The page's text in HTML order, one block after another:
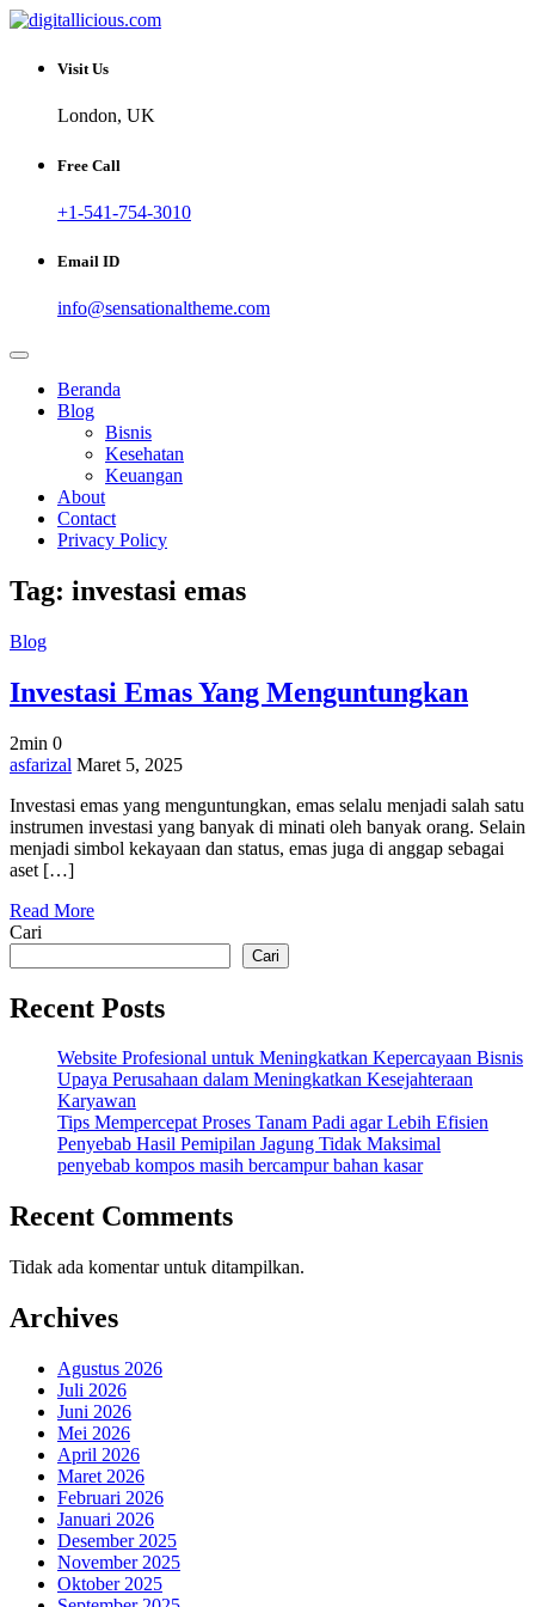
Skip
content
digitallicious.com
Sharing Digital Information
Visit Us
London, UK
Free Call
+1-541-754-3010
Email ID
info@sensationaltheme.com
Beranda
Blog
Bisnis
Kesehatan
Keuangan
About
Contact
Privacy Policy
Tag: investasi emas
Blog
Investasi Emas Yang Menguntungkan
2min 0
on
Emas
Yang
Menguntungkan
asfarizal Maret 5, 2025
Investasi emas yang menguntungkan, emas selalu menjadi salah satu
instrumen investasi yang banyak di minati oleh banyak orang. Selain
menjadi simbol kekayaan dan status, emas juga di anggap sebagai
aset […]
Read More
Cari
Cari
Recent Posts
Website Profesional untuk Meningkatkan Kepercayaan Bisnis
Upaya Perusahaan dalam Meningkatkan Kesejahteraan
Karyawan
Tips Mempercepat Proses Tanam Padi agar Lebih Efisien
Penyebab Hasil Pemipilan Jagung Tidak Maksimal
penyebab kompos masih bercampur bahan kasar
Recent Comments
Tidak ada komentar untuk ditampilkan.
Archives
Agustus 2026
Juli 2026
Juni 2026
Mei 2026
April 2026
Maret 2026
Februari 2026
Januari 2026
Desember 2025
November 2025
Oktober 2025